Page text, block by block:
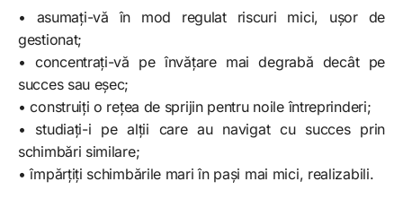
• asumați-vă în mod regulat riscuri mici, ușor de
gestionat;
• concentrați-vă pe învățare mai degrabă decât pe
succes sau eșec;
• construiți o rețea de sprijin pentru noile întreprinderi;
• studiați-i pe alții care au navigat cu succes prin
schimbări similare;
• împărțiți schimbările mari în pași mai mici, realizabili.